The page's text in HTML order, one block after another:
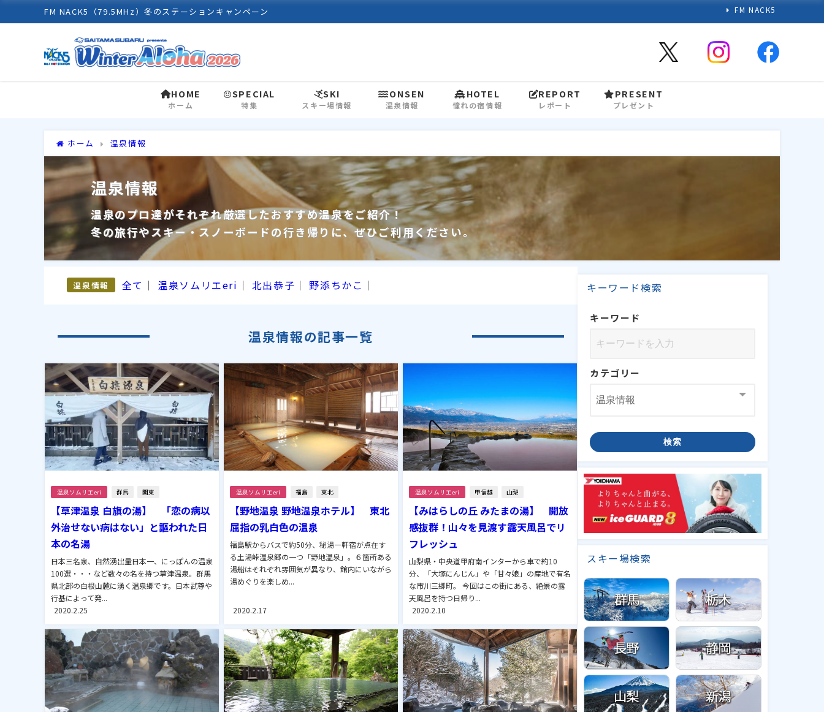
FM NACK5（79.5MHz）冬のステーションキャンペーン FM NACK5
HOME
ホーム
SPECIAL
特集
SKI
スキー場情報
ONSEN
温泉情報
HOTEL
憧れの宿情報
REPORT
レポート
PRESENT
プレゼント
ホーム 温泉情報
温泉情報
温泉のプロ達がそれぞれ厳選したおすすめ温泉をご紹介！
冬の旅行やスキー・スノーボードの行き帰りに、ぜひご利用ください。
温泉情報 全て ｜ 温泉ソムリエeri ｜ 北出恭子 ｜野添ちかこ ｜
温泉情報の記事一覧
温泉ソムリエeri 群馬 関東
【草津温泉 白旗の湯】 「恋の病以
外治せない病はない」と謳われた日
本の名湯
日本三名泉、自然湧出量日本一、にっぽんの温泉
100選・・・など数々の名を持つ草津温泉。群馬
県北部の白根山麓に湧く温泉郷です。日本武尊や
行基によって発...
2020.2.25
温泉ソムリエeri 福島 東北
【野地温泉 野地温泉ホテル】 東北
屈指の乳白色の温泉
福島駅からバスで約50分、秘湯一軒宿が点在す
る土湯峠温泉郷の一つ「野地温泉」。６箇所ある
湯船はそれぞれ雰囲気が異なり、館内にいながら
湯めぐりを楽しめ...
2020.2.17
温泉ソムリエeri 甲信越 山梨
【みはらしの丘 みたまの湯】 開放
感抜群！山々を見渡す露天風呂でリ
フレッシュ
山梨県・中央道甲府南インターから車で約10
分、「大塚にんじん」や「甘々娘」の産地で有名
な市川三郷町。 今回はこの街にある、絶景の露
天風呂を持つ日帰り...
2020.2.10
キーワード検索
キーワード
カテゴリー
検索
スキー場検索